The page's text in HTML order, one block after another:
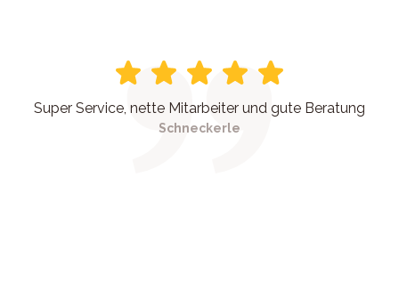
Super Service, nette Mitarbeiter und gute Beratung
Schneckerle